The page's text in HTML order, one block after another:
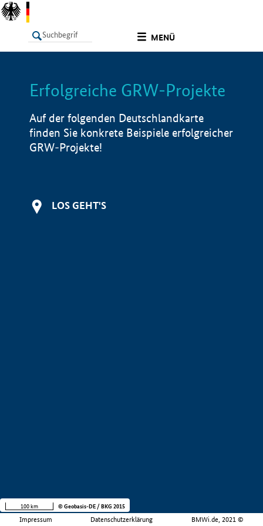
MENÜ
LISTE Info
Erfolgreiche GRW-Projekte
Auf der folgenden Deutschlandkarte
finden Sie konkrete Beispiele erfolgreicher
GRW-Projekte!
LOS GEHT'S
Impressum Datenschutzerklärung BMWi.de, 2021 ©
100 km © Geobasis-DE / BKG 2015